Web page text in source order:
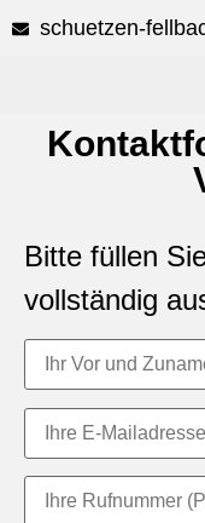
schuetzen-
Bitte füllen
vollständig